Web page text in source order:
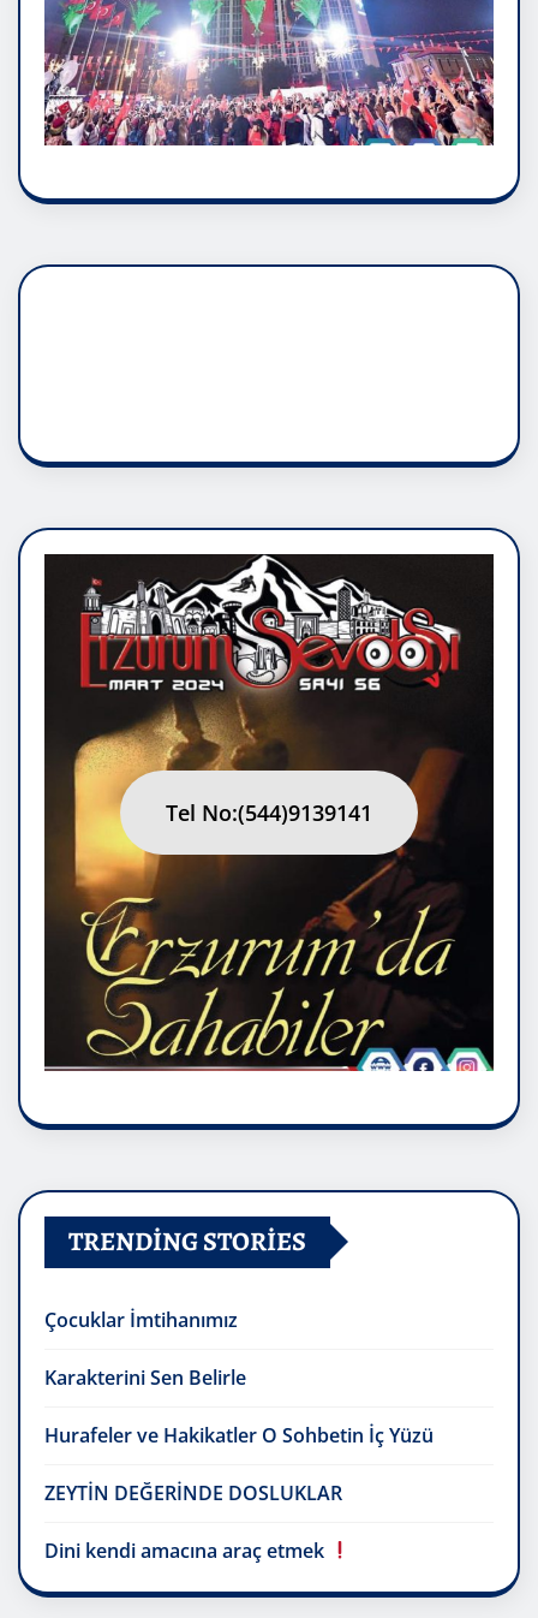
Tel No:(544)9139141
TRENDING STORIES
Çocuklar İmtihanımız
Karakterini Sen Belirle
Hurafeler ve Hakikatler O Sohbetin İç Yüzü
ZEYTİN DEĞERİNDE DOSLUKLAR
Dini kendi amacına araç etmek